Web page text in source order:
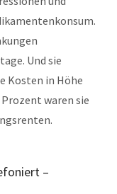
Und sie
Kosten in Höhe
waren sie
–